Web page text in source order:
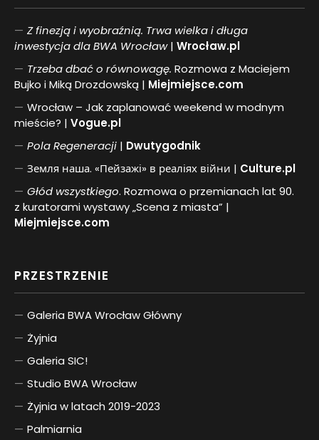
Z finezją i wyobraźnią. Trwa wielka i długa
inwestycja dla BWA Wrocław| Wrocław.pl
Trzeba dbać o równowagę. Rozmowa z Maciejem
Bujko i Miką Drozdowską | Miejmiejsce.com
Wrocław – Jak zaplanować weekend w modnym
mieście? | Vogue.pl
PolaRegeneracji | Dwutygodnik
Земля наша. «Пейзажі» в реаліях війни | Culture.pl
Głód wszystkiego. Rozmowa o przemianach lat 90.
z kuratorami wystawy „Scena z miasta” |
Miejmiejsce.com
PRZESTRZENIE
Galeria BWA Wrocław Główny
Żyjnia
Galeria SIC!
Studio BWA Wrocław
Żyjnia w latach 2019-2023
Palmiarnia